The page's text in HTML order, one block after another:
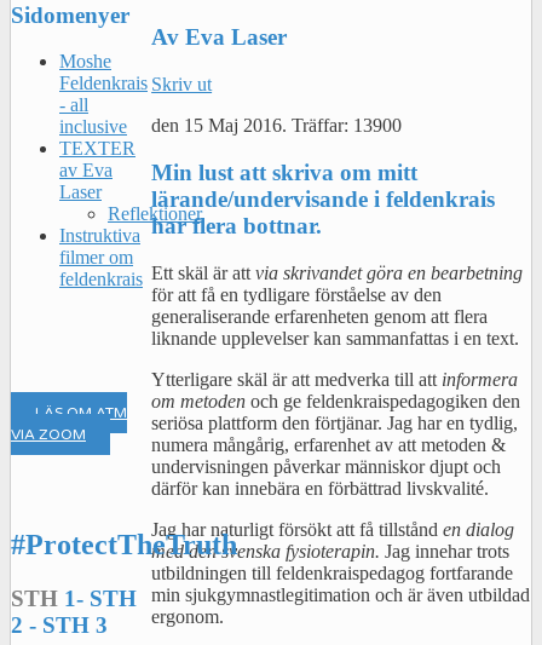
Av Eva Laser
Skriv ut
den 15 Maj 2016.Träffar: 13900
Min lust att skriva om mitt
lärande/undervisande i feldenkrais
har flera bottnar.
Ett skäl är attvia skrivandet göra en bearbetning
för att få en tydligare förståelse av den
generaliserande erfarenheten genom att flera
liknande upplevelser kan sammanfattas i en text.
Ytterligare skäl är att medverka till att informera
om metoden och ge feldenkraispedagogiken den
seriösa plattform den förtjänar. Jag har en tydlig,
numera mångårig, erfarenhet av att metoden &
undervisningen påverkar människor djupt och
därför kan innebära en förbättrad livskvalité.
Jag har naturligt försökt att få tillstånden dialog
med den svenska fysioterapin. Jag innehar trots
utbildningen till feldenkraispedagog fortfarande
min sjukgymnastlegitimation och är även utbildad
ergonom.
Sidomenyer
Moshe
Feldenkrais
- all
inclusive
TEXTER
av Eva
Laser
Reflektioner
Instruktiva
filmer om
feldenkrais
LÄS OM ATM
VIA ZOOM
#ProtectTheTruth
STH 1- STH
2 - STH 3